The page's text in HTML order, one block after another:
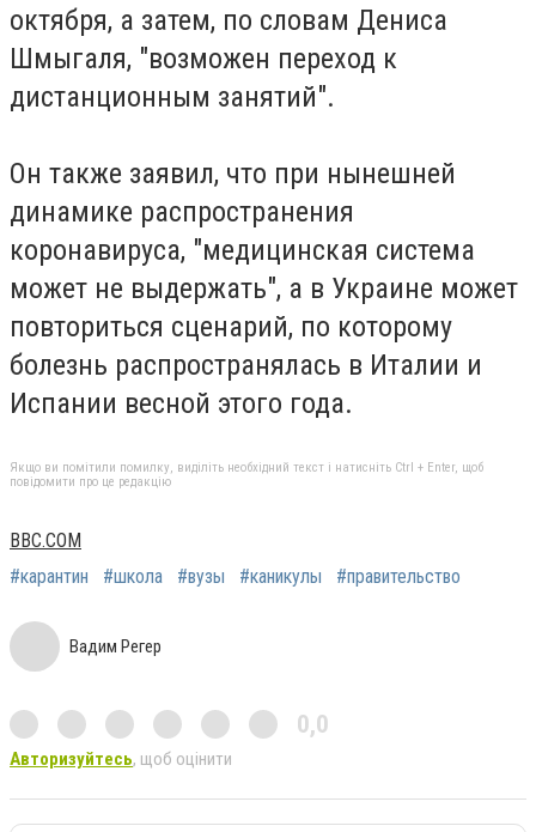
октября, а затем, по словам Дениса
Шмыгаля, "возможен переход к
дистанционным занятий".
Он также заявил, что при нынешней
динамике распространения
коронавируса, "медицинская система
может не выдержать", а в Украине может
повториться сценарий, по которому
болезнь распространялась в Италии и
Испании весной этого года.
Якщо ви помітили помилку, виділіть необхідний текст і натисніть Ctrl + Enter, щоб
повідомити про це редакцію
BBC.COM
#карантин
#школа #вузы #каникулы #правительство
Вадим Регер
0,0
Авторизуйтесь, щоб оцінити